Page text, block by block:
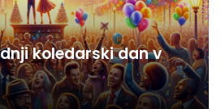
koledarski dan v